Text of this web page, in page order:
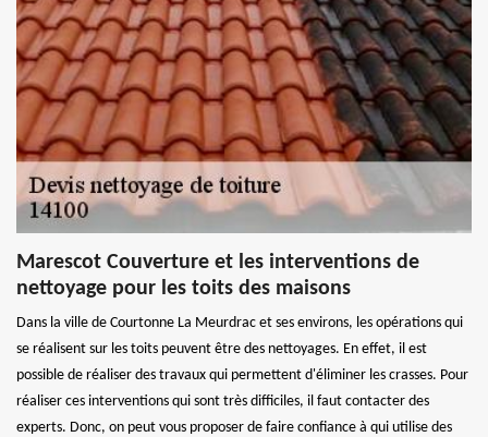
Marescot Couverture et les interventions de
nettoyage pour les toits des maisons
Dans la ville de Courtonne La Meurdrac et ses environs, les opérations qui
se réalisent sur les toits peuvent être des nettoyages. En effet, il est
possible de réaliser des travaux qui permettent d'éliminer les crasses. Pour
réaliser ces interventions qui sont très difficiles, il faut contacter des
experts. Donc, on peut vous proposer de faire confiance à qui utilise des